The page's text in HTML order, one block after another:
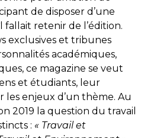
de disposer d’une
fallait retenir de l’édition.
exclusives et tribunes
académiques,
ce magazine se veut
et étudiants, leur
les enjeux d’un thème. Au
2019 la question du travail
: « Travail et